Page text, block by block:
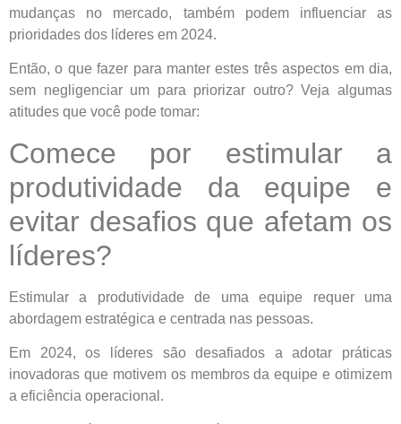
mudanças no mercado, também podem influenciar as
prioridades dos líderes em 2024.
Então, o que fazer para manter estes três aspectos em dia,
sem negligenciar um para priorizar outro? Veja algumas
atitudes que você pode tomar:
Comece por estimular a
produtividade da equipe e
evitar desafios que afetam os
líderes?
Estimular a produtividade de uma equipe requer uma
abordagem estratégica e centrada nas pessoas.
Em 2024, os líderes são desafiados a adotar práticas
inovadoras que motivem os membros da equipe e otimizem
a eficiência operacional.